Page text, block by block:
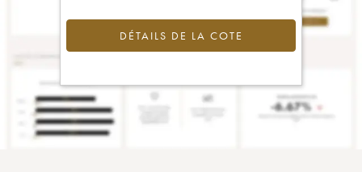
DÉTAILS DE LA COTE